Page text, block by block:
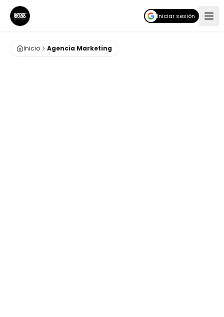
Iniciar sesión
Inicio Agencia Marketing